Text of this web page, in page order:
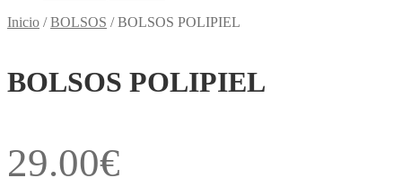
Inicio /BOLSOS /BOLSOS POLIPIEL
BOLSOS POLIPIEL
29.00€